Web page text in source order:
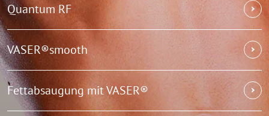
Quantum RF
VASER®smooth
Fettabsaugung mit VASER®